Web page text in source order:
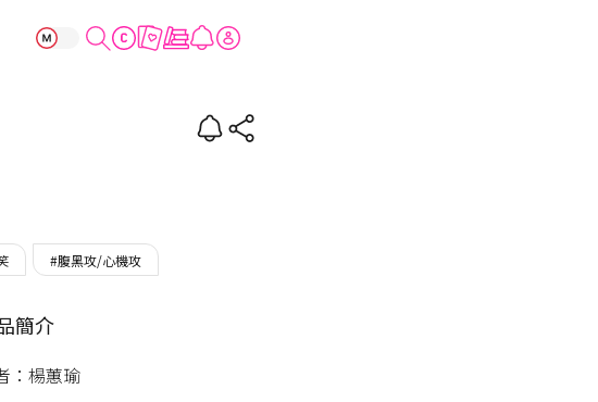
店
#腹黑攻/心機攻
簡介
：楊蕙瑜